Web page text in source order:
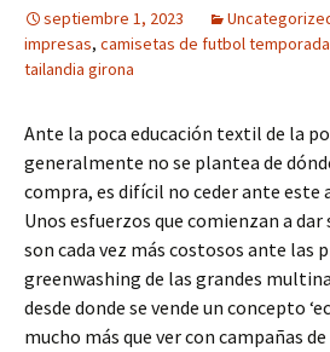
septiembre 1, 2023
impresas, camisetas de futbol temporada
tailandia girona
Ante la poca educación textil de la
generalmente no se plantea de
compra, es difícil no ceder ante este
Unos esfuerzos que comienzan a
son cada vez más costosos ante las
greenwashing de las grandes
desde donde se vende un concepto
mucho más que ver con campañas